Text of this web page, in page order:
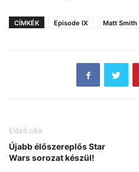
CÍMKÉK Episode IX Matt Smith
Előző cikk
Újabb élőszereplős Star
Wars sorozat készül!